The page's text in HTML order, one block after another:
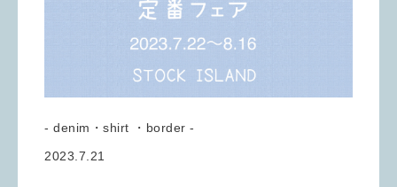
- denim・shirt ・border -
2023.7.21